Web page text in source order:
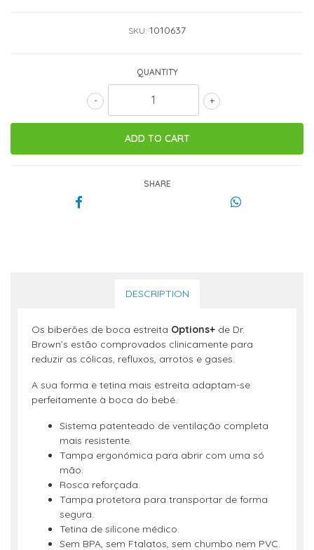
SKU: 1010637
QUANTITY
+
-
SHARE
DESCRIPTION
Os biberões de boca estreita Options+ de Dr.
Brown’s estão comprovados clinicamente para
reduzir as cólicas, refluxos, arrotos e gases.
A sua forma e tetina mais estreita adaptam-se
perfeitamente à boca do bebé.
Sistema patenteado de ventilação completa
mais resistente.
Tampa ergonómica para abrir com uma só
mão.
Rosca reforçada.
Tampa protetora para transportar de forma
segura.
Tetina de silicone médico.
Sem BPA, sem Ftalatos, sem chumbo nem PVC.